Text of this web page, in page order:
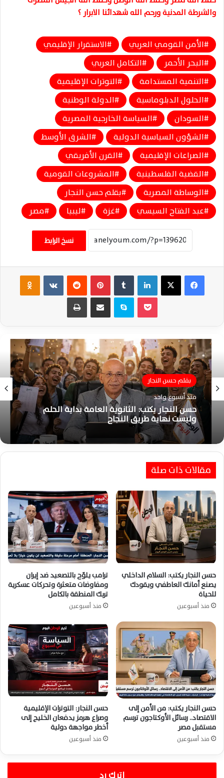
والشرطة المدنية ورحم الله شهدائنا الابرار ؟
الأمن القومي العربي
الاستقرار الإقليمي
البحر الأحمر
التكامل العربي
التنمية المستدامة
التوترات الإقليمية
الحلول الدبلوماسية
الدولة الوطنية
السودان
السياسة الخارجية المصرية
الشؤون السياسية الدولية
الشرق الأوسط
الصراعات الإقليمية
القرن الأفريقي
القضية الفلسطينية
المشروعات القومية
الوساطة المصرية
بقلم حسن النجار
عبد الفتاح السيسي
غزة ليبيا مصر
نسخ الرابط
فيسبوك ‫X لينكدإن بينتيريست ‏VKontakte
سكايب مشاركة عبر البريد طباعة
بقلم حسن النجار
منذ أسبوع واحد
حسن النجار يكتب: الثانوية العامة بداية الحلم
الشؤون السياسية الدولية
منذ أسبوع واحد
السيسي يؤكد لتبون تضامن مصر الكامل مع
الجزائر ويبحثان تطورات الأزمات الإقليمية
مقالات ذات صلة
حسن النجار يكتب: السلام الداخلي
يصنع أمانك العاطفي ويقودك
للحياة
منذ أسبوعين
ترامب يلوّح بالتصعيد ضد إيران
ومفاوضات متعثرة وتحركات عسكرية
تربك المنطقة بالكامل
منذ أسبوعين
حسن النجار يكتب: من الأمن إلى
الاقتصاد.. رسائل الأوكتاجون ترسم
مستقبل مصر
منذ أسبوعين
حسن النجار: التوترات الإقليمية
وصراع هرمز يدفعان الخليج إلى
أخطر مواجهة دولية
منذ أسبوعين